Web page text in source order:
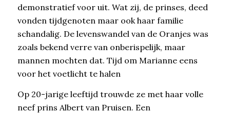
demonstratief voor uit. Wat zij, de prinses, deed
vonden tijdgenoten maar ook haar familie
schandalig. De levenswandel van de Oranjes was
zoals bekend verre van onberispelijk, maar
mannen mochten dat. Tijd om Marianne eens
voor het voetlicht te halen
Op 20-jarige leeftijd trouwde ze met haar volle
neef prins Albert van Pruisen. Een